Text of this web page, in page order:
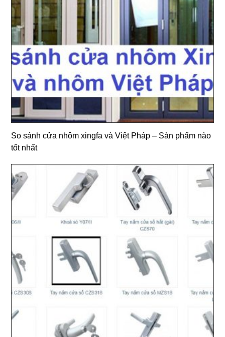
So sánh cửa nhôm xingfa và Việt Pháp – Sản phẩm nào
tốt nhất